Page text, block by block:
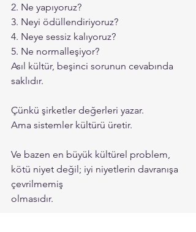
2. Ne yapıyoruz?
3. Neyi ödüllendiriyoruz?
4. Neye sessiz kalıyoruz?
5. Ne normalleşiyor?
Asıl kültür, beşinci sorunun cevabında
saklıdır.
Çünkü şirketler değerleri yazar.
Ama sistemler kültürü üretir.
Ve bazen en büyük kültürel problem,
kötü niyet değil; iyi niyetlerin davranışa
çevrilmemiş
olmasıdır.